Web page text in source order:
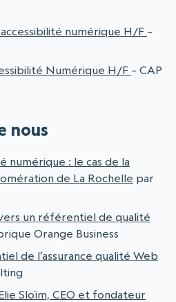
numérique H/F –
Numérique H/F – CAP
nous
numérique : le cas de la
de La Rochelle par
un référentiel de qualité
Orange Business
de l’assurance qualité Web
Sloïm, CEO et fondateur